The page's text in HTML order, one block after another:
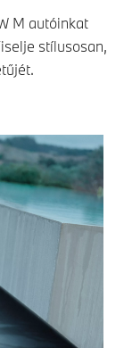
M autóinkat
stílusosan,